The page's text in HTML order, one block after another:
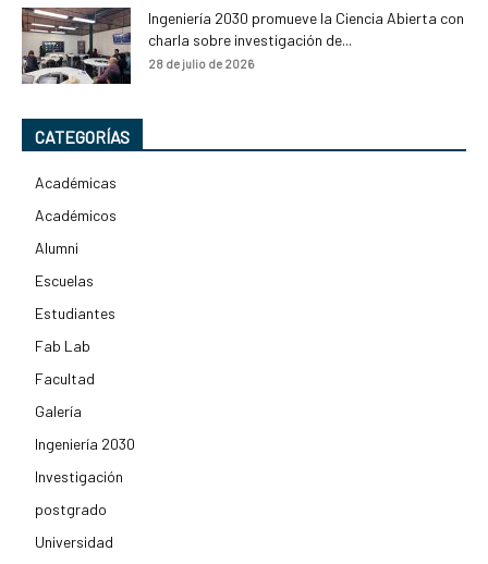
Ingeniería 2030 promueve la Ciencia Abierta con
charla sobre investigación de...
28 de julio de 2026
CATEGORÍAS
Académicas
Académicos
Alumni
Escuelas
Estudiantes
Fab Lab
Facultad
Galería
Ingeniería 2030
Investigación
postgrado
Universidad